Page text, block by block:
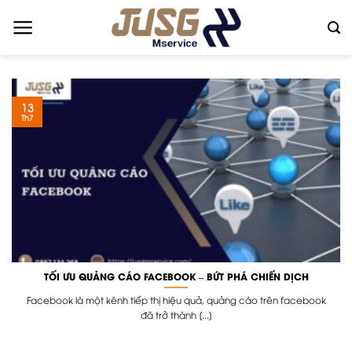
TỐI ƯU QUẢNG CÁO FACEBOOK – BỨT PHÁ CHIẾN DỊCH
Facebook là một kênh tiếp thị hiệu quả, quảng cáo trên facebook
đã trở thành [...]
13
Th7